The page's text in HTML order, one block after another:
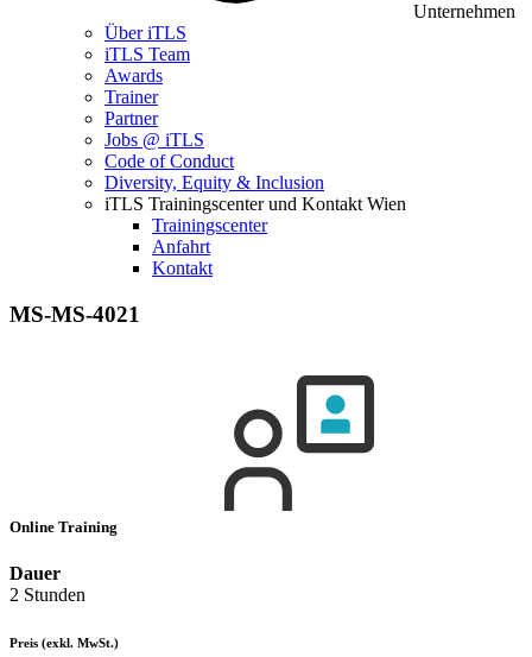
Unternehmen
Über iTLS
iTLS Team
Awards
Trainer
Partner
Jobs @ iTLS
Code of Conduct
Diversity, Equity & Inclusion
iTLS Trainingscenter und Kontakt Wien
Trainingscenter
Anfahrt
Kontakt
MS-MS-4021
Online Training
Dauer
2 Stunden
Preis (exkl. MwSt.)